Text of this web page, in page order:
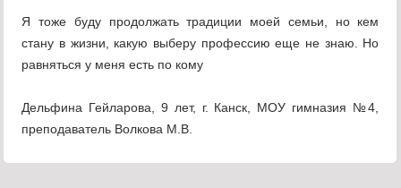
Я тоже буду продолжать традиции моей семьи, но кем
стану в жизни, какую выберу профессию еще не знаю. Но
равняться у меня есть по кому
Дельфина Гейларова, 9 лет, г. Канск, МОУ гимназия №4,
преподаватель Волкова М.В.